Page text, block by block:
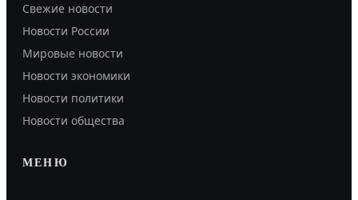
Свежие новости
Новости России
Мировые новости
Новости экономики
Новости политики
Новости общества
МЕНЮ